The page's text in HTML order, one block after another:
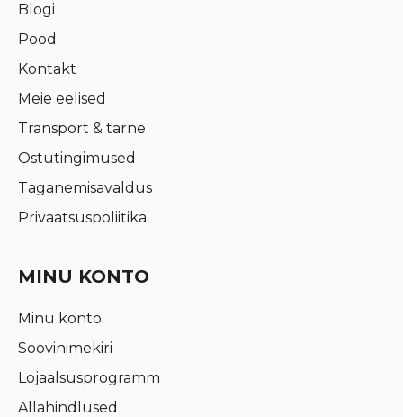
Blogi
Pood
Kontakt
Meie eelised
Transport & tarne
Ostutingimused
Taganemisavaldus
Privaatsuspoliitika
MINU KONTO
Minu konto
Soovinimekiri
Lojaalsusprogramm
Allahindlused